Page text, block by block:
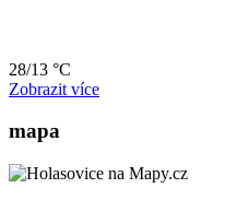
28/13 °C
Zobrazit více
mapa